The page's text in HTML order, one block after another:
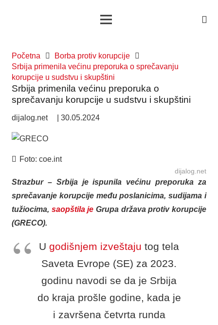
Početna
Borba protiv korupcije
Srbija primenila većinu preporuka o sprečavanju
korupcije u sudstvu i skupštini
Srbija primenila većinu preporuka o
sprečavanju korupcije u sudstvu i skupštini
dijalog.net |30.05.2024
Foto:coe.int
dijalog.net
Strazbur – Srbija je ispunila većinu preporuka za
sprečavanje korupcije među poslanicima, sudijama i
tužiocima, saopštila je Grupa država protiv korupcije
(GRECO).
U godišnjem izveštaju tog tela
Saveta Evrope (SE) za 2023.
godinu navodi se da je Srbija
do kraja prošle godine, kada je
i završena četvrta runda